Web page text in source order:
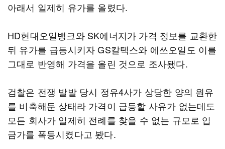
아래서 일제히 유가를 올렸다.
HD현대오일뱅크와 SK에너지가 가격 정보를 교환한
뒤 유가를 급등시키자 GS칼텍스와 에쓰오일도 이를
그대로 반영해 가격을 올린 것으로 조사됐다.
검찰은 전쟁 발발 당시 정유4사가 상당한 양의 원유
를 비축해둔 상태라 가격이 급등할 사유가 없는데도
모든 회사가 일제히 전례를 찾을 수 없는 규모로 입
금가를 폭등시켰다고 봤다.